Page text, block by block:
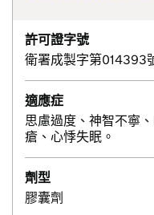
許可證字號
衛署成製字第014393
適應症
思慮過度、神智不寧
瘡、心悸失眠。
劑型
膠囊劑